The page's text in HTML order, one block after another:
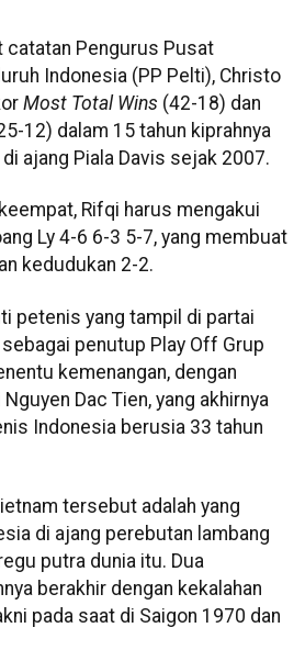
catatan Pengurus Pusat
Indonesia (PP Pelti), Christo
Most Total Wins (42-18) dan
12) dalam 15 tahun kiprahnya
ajang Piala Davis sejak 2007.
Rifqi harus mengakui
Ly 4-6 6-3 5-7, yang membuat
kedudukan 2-2.
petenis yang tampil di partai
penutup Play Off Grup
kemenangan, dengan
Dac Tien, yang akhirnya
Indonesia berusia 33 tahun
tersebut adalah yang
di ajang perebutan lambang
putra dunia itu. Dua
berakhir dengan kekalahan
pada saat di Saigon 1970 dan